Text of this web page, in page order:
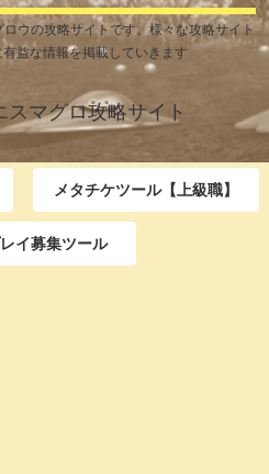
ウの攻略サイトです。様々な攻略サイト
益な情報を掲載していきます
スマグロ攻略サイト
メタチケツール【上級職】
イ募集ツール